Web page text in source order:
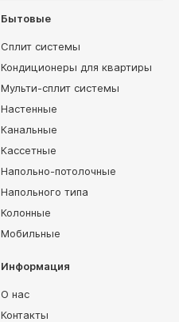
Бытовые
Сплит системы
Кондиционеры для квартиры
Мульти-сплит системы
Настенные
Канальные
Кассетные
Напольно-потолочные
Напольного типа
Колонные
Мобильные
Информация
О нас
Контакты